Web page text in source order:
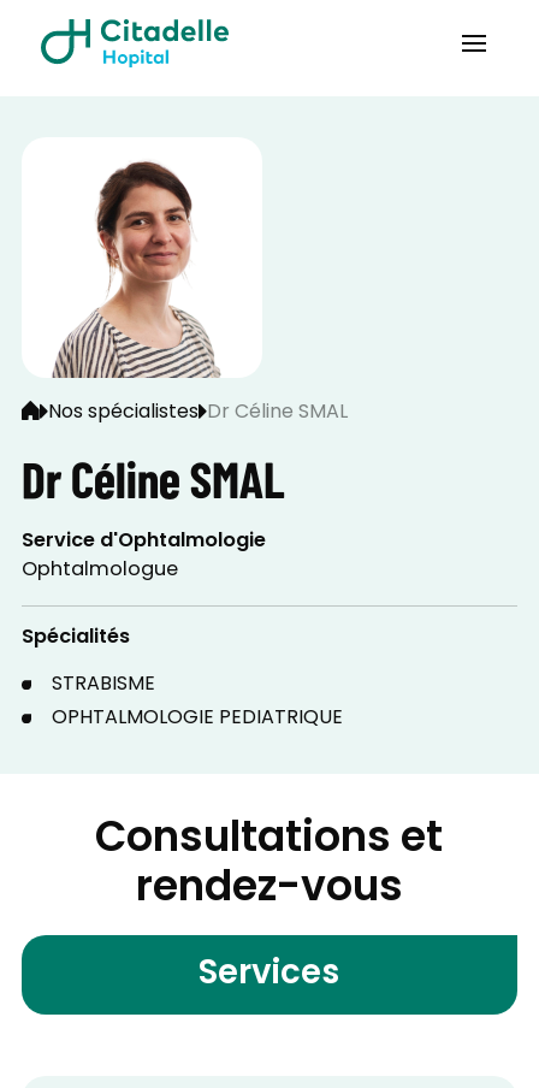
Nos spécialistes Dr Céline SMAL
Dr Céline SMAL
Service d'Ophtalmologie
Ophtalmologue
Spécialités
STRABISME
OPHTALMOLOGIE PEDIATRIQUE
Consultations et
rendez-vous
Services